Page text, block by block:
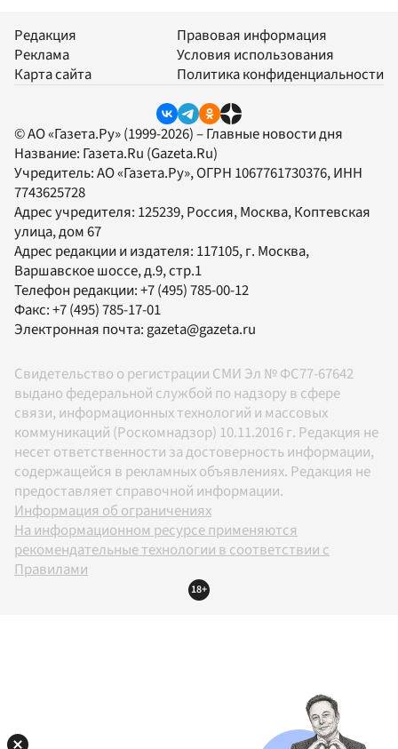
Редакция
Реклама
Карта сайта
Правовая информация
Условия использования
Политика конфиденциальности
© АО «Газета.Ру» (1999-2026) – Главные новости дня
Название: Газета.Ru (Gazeta.Ru)
Учредитель:АО «Газета.Ру», ОГРН 1067761730376, ИНН
7743625728
Адрес учредителя: 125239, Россия, Москва, Коптевская
улица, дом 67
Адрес редакции и издателя: 117105, г. Москва,
Варшавское шоссе, д.9, стр.1
Телефон редакции:+7 (495) 785-00-12
Факс:+7 (495) 785-17-01
Электронная почта: gazeta@gazeta.ru
Свидетельство о регистрации СМИ Эл № ФС77-67642
выдано федеральной службой по надзору в сфере
связи, информационных технологий и массовых
коммуникаций (Роскомнадзор) 10.11.2016 г. Редакция не
несет ответственности за достоверность информации,
содержащейся в рекламных объявлениях. Редакция не
предоставляет справочной информации.
Информация об ограничениях
На информационном ресурсе применяются
рекомендательные технологии в соответствии с
Правилами
18+